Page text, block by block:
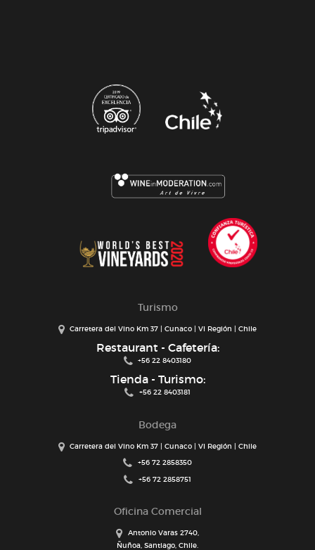
Turismo
Carretera del Vino Km 37 | Cunaco | VI Región | Chile
Restaurant - Cafetería:
+56 22 8403180
Tienda - Turismo:
+56 22 8403181
Bodega
Carretera del Vino Km 37 | Cunaco | VI Región | Chile
+56 72 2858350
+56 72 2858751
Oficina Comercial
Antonio Varas 2740,
Ñuñoa, Santiago, Chile.